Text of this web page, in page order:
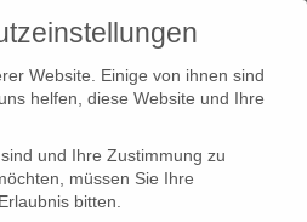
Website. Einige von ihnen sind
helfen, diese Website und Ihre
und Ihre Zustimmung zu
müssen Sie Ihre
bitten.